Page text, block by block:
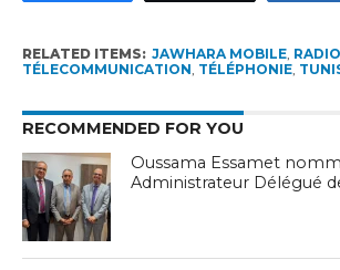
RELATED ITEMS: JAWHARA MOBILE, RADIO
TÉLECOMMUNICATION, TÉLÉPHONIE,
RECOMMENDED FOR YOU
Oussama Essamet
Administrateur Délégué